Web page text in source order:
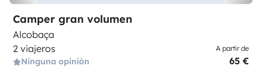
Camper gran volumen
Alcobaça
2 viajeros
Ninguna opinión
A partir de
65 €